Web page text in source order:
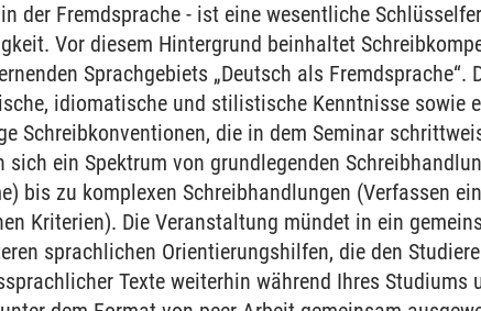
der Fremdsprache - ist eine wesentliche
Vor diesem Hintergrund beinhaltet
Sprachgebiets „Deutsch als Fremdsprache“.
idiomatische und stilistische Kenntnisse sowie
Schreibkonventionen, die in dem Seminar
sich ein Spektrum von grundlegenden
bis zu komplexen Schreibhandlungen (Verfassen
Kriterien). Die Veranstaltung mündet in ein
sprachlichen Orientierungshilfen, die den
Texte weiterhin während Ihres Studiums